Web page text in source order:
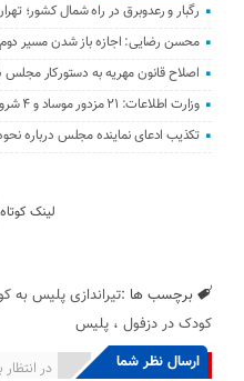
رگبار و رعدوبرق در راه شمال کشور؛
محسن رضایی: اجازه باز شدن مسیر دوم
اصلاح قانون مهریه به دستورکار
وزارت اطلاعات: ۲۱ مزدور موساد و ۴ شرور مسلح در کرمان بازداشت شدند
تکذیب ادعای نماینده مجلس درباره
لینک کوتاه
برچسب ها :تیراندازی پلیس به
کودک در دزفول ،پلیس
ارسال نظر شما در انتظار انتشار یافته : 0